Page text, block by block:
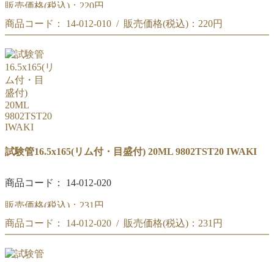
販売価格(税込)： 220円
IWAKI 試験管15x150(リム付.目盛付) 15ML
商品コード： 14-012-010 / 販売価格(税込)： 220円
IWAKI 試験管15x150(リム付.目盛付) 15ML
試験管16.5x165(リム付・目盛付) 20ML 9802TST20 IWAKI
商品コード： 14-012-020
販売価格(税込)： 231円
IWAKI 試験管16.5x165(リム付.目盛付) 20ML
商品コード： 14-012-020 / 販売価格(税込)： 231円
IWAKI 試験管16.5x165(リム付.目盛付) 20ML